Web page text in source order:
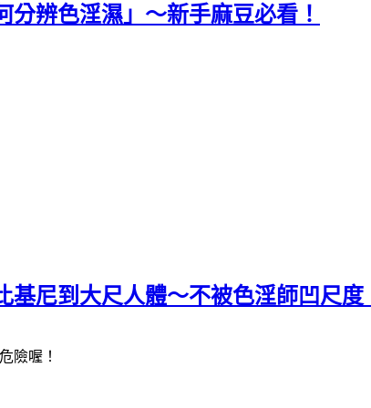
辨色淫濕」～新手麻豆必看！
基尼到大尺人體～不被色淫師凹尺度
險喔！